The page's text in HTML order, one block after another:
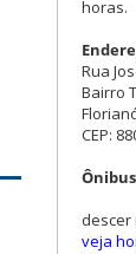
horas.
Rua
Bairro
CEP:
descer
veja